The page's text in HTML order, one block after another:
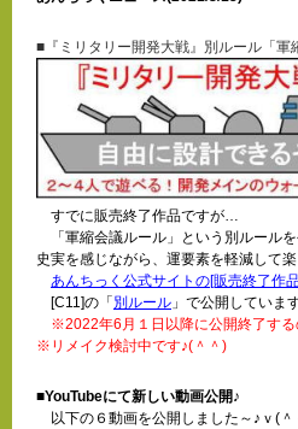
■『ミリタリー開発大戦』別ルール「軍
すでに販売終了作品ですが…
「軍縮会議ルール」という別ルール
史実を感じながら、運要素を軽減して
あんちっく公式サイトの[販売終了作
[C11]の「 別ルール 」で公開していま
※2022年6月１日以降に公開終了する
※リメイク検討中です♪(＾＾)
■YouTubeにて新しい動画公開♪
以下の６動画を公開しました～♪ｖ(＾